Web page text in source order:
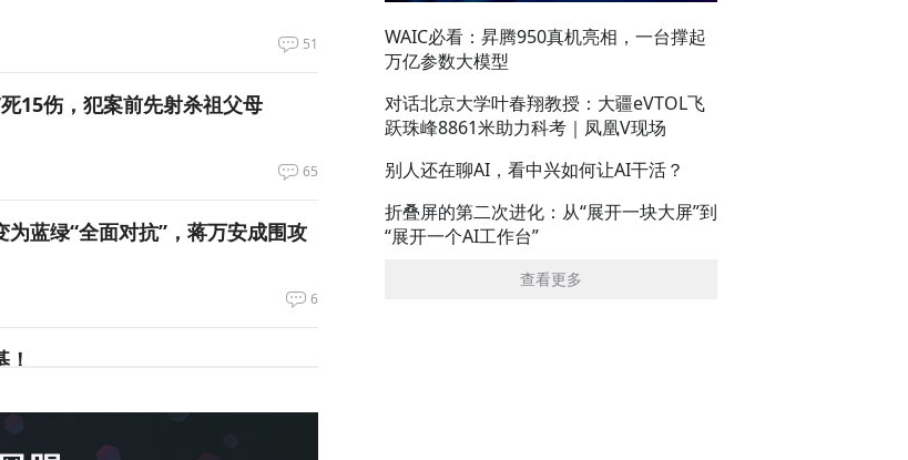
51
15伤，犯案前先射杀祖父母
65
蓝绿“全面对抗”，蒋万安成围攻
6
WAIC必看：昇腾950真机亮相，一台撑起
万亿参数大模型
对话北京大学叶春翔教授：大疆eVTOL飞
跃珠峰8861米助力科考｜凤凰V现场
别人还在聊AI，看中兴如何让AI干活？
折叠屏的第二次进化：从“展开一块大屏”到
“展开一个AI工作台”
查看更多